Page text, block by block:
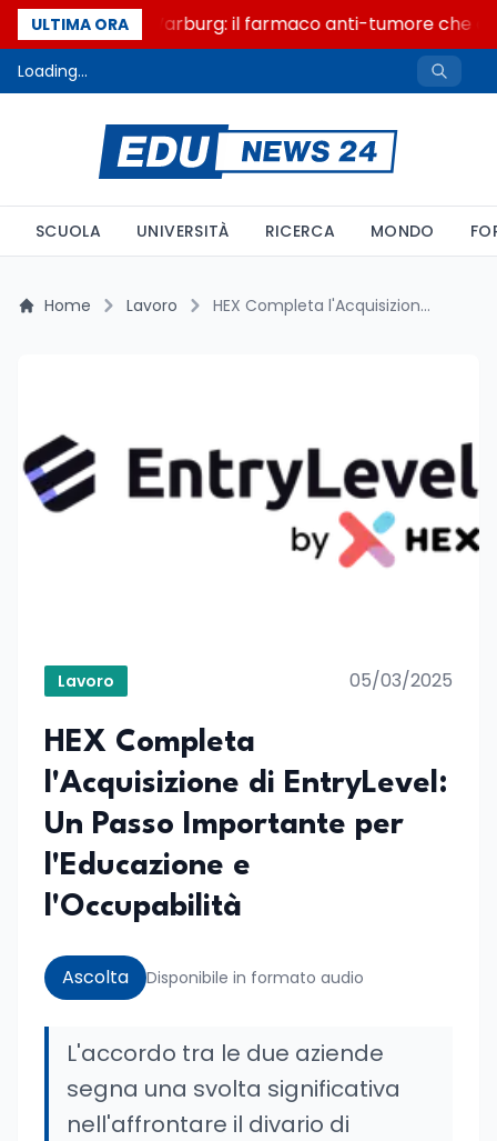
ULTIMA ORA
Un secolo di Warburg: il farmaco anti-tumore che
Loading...
SCUOLA UNIVERSITÀ RICERCA MONDO
Home Lavoro HEX Completa l'Acquisizione di EntryLevel: Un Passo Importante per l'Educazione e l'Occupabilità
Lavoro 05/03/2025
HEX Completa
l'Acquisizione di EntryLevel:
Un Passo Importante per
l'Educazione e
l'Occupabilità
Ascolta Disponibile in formato audio
L'accordo tra le due aziende
segna una svolta significativa
nell'affrontare il divario di